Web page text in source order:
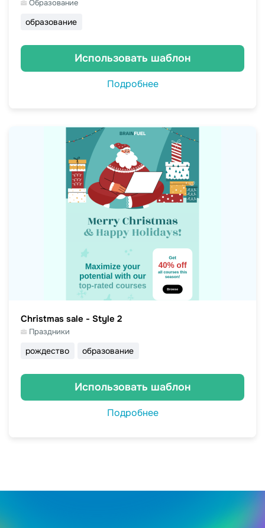
Образование
образование
Использовать шаблон
Подробнее
Christmas sale - Style 2
Праздники
рождество образование
Использовать шаблон
Подробнее